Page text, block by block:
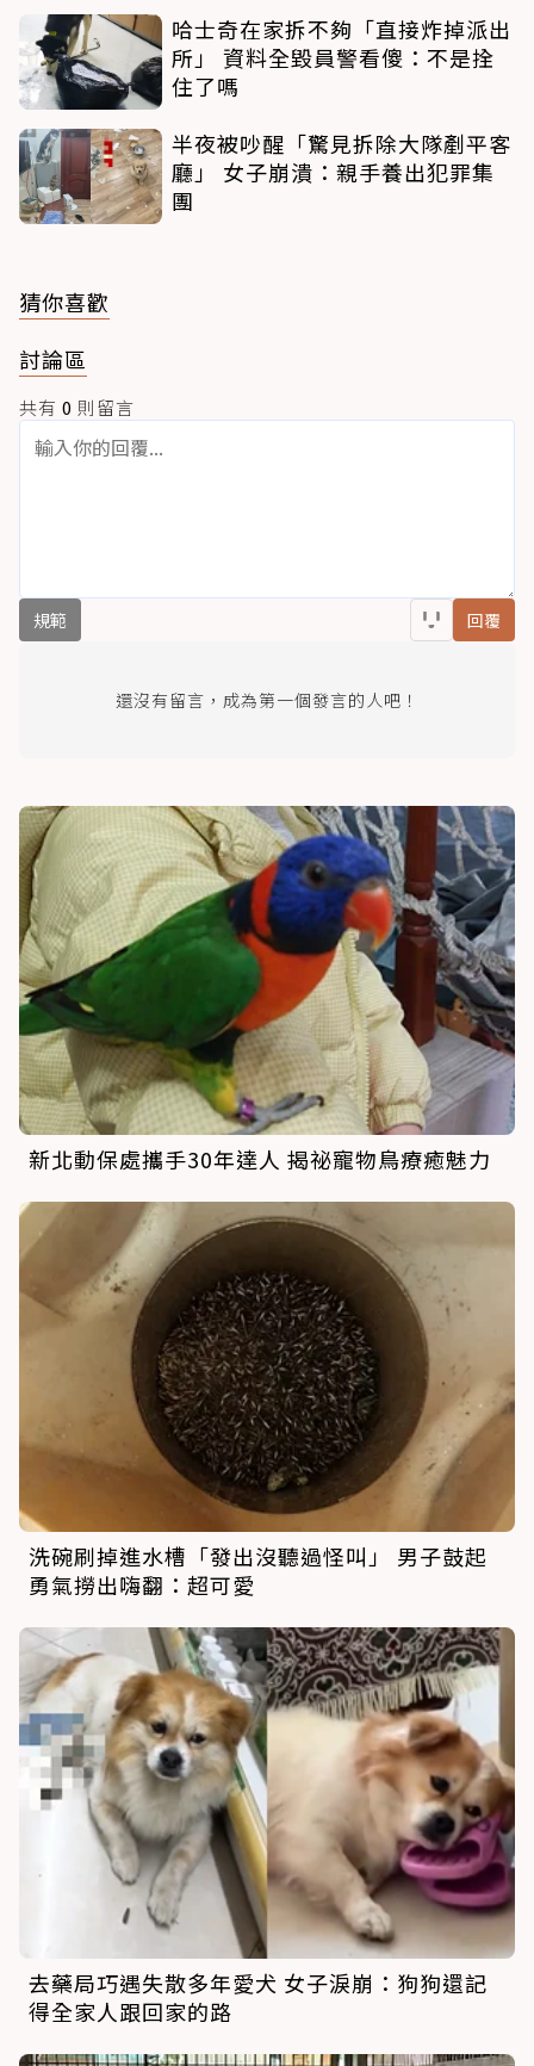
哈士奇在家拆不夠「直接炸掉派出
所」 資料全毀員警看傻：不是拴
住了嗎
半夜被吵醒「驚見拆除大隊剷平客
廳」 女子崩潰：親手養出犯罪集
團
猜你喜歡
討論區
共有 0 則留言
規範 回覆
還沒有留言，成為第一個發言的人吧！
新北動保處攜手30年達人 揭祕寵物鳥療癒魅力
洗碗刷掉進水槽「發出沒聽過怪叫」 男子鼓起
勇氣撈出嗨翻：超可愛
去藥局巧遇失散多年愛犬 女子淚崩：狗狗還記
得全家人跟回家的路